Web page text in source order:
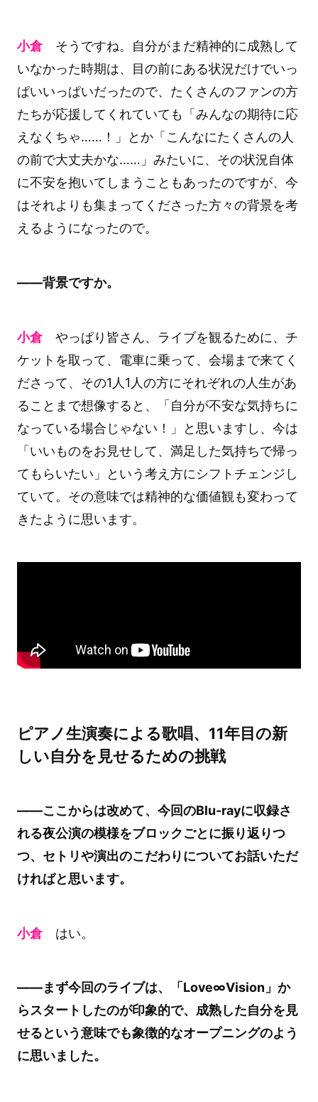
小倉そうですね。自分がまだ精神的に成熟して
いなかった時期は、目の前にある状況だけでいっ
ぱいいっぱいだったので、たくさんのファンの方
たちが応援してくれていても「みんなの期待に応
えなくちゃ……！」とか「こんなにたくさんの人
の前で大丈夫かな……」みたいに、その状況自体
に不安を抱いてしまうこともあったのですが、今
はそれよりも集まってくださった方々の背景を考
えるようになったので。
――背景ですか。
小倉やっぱり皆さん、ライブを観るために、チ
ケットを取って、電車に乗って、会場まで来てく
ださって、その1人1人の方にそれぞれの人生があ
ることまで想像すると、「自分が不安な気持ちに
なっている場合じゃない！」と思いますし、今は
「いいものをお見せして、満足した気持ちで帰っ
てもらいたい」という考え方にシフトチェンジし
ていて。その意味では精神的な価値観も変わって
きたように思います。
ピアノ生演奏による歌唱、11年目の新
しい自分を見せるための挑戦
――ここからは改めて、今回のBlu-rayに収録さ
れる夜公演の模様をブロックごとに振り返りつ
つ、セトリや演出のこだわりについてお話いただ
ければと思います。
小倉はい。
――まず今回のライブは、「Love∞Vision」か
らスタートしたのが印象的で、成熟した自分を見
せるという意味でも象徴的なオープニングのよう
に思いました。